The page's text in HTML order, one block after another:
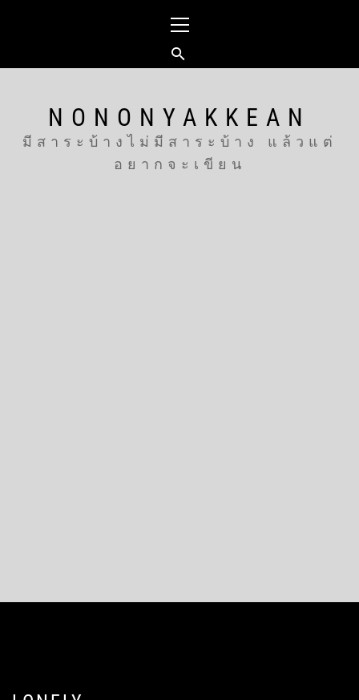
Menu
NONONYAKKEAN
มีสาระบ้างไม่มีสาระบ้าง แล้วแต่
อยากจะเขียน